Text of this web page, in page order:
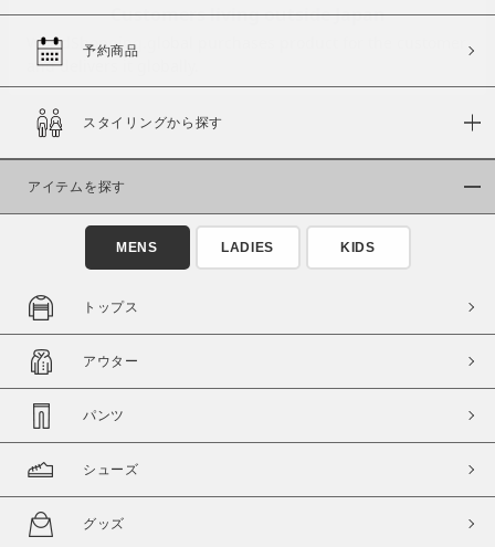
価格
～
商品タイプ
通常商品 予約商品
在庫
在庫あり 在庫なし含む
予約商品
スタイリングから探す
アイテムを探す
MENS LADIES KIDS
トップス
アウター
パンツ
シューズ
グッズ